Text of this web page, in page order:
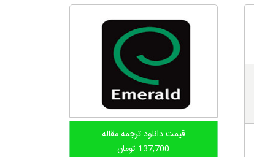
قیمت دانلود ترجمه مقاله
137,700 تومان